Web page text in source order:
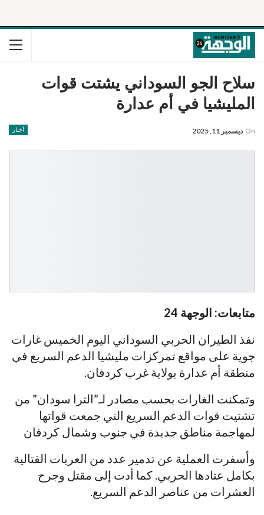
سلاح الجو السوداني يشتت قوات
المليشيا في أم عدارة
أخبار On ديسمبر 11, 2025
متابعات: الوجهة 24
نفذ الطيران الحربي السوداني اليوم الخميس غارات
جوية على مواقع تمركزات مليشيا الدعم السريع في
منطقة أم عدارة بولاية غرب كردفان.
وتمكنت الغارات بحسب مصادر لـ”الترا سودان” من
تشتيت قوات الدعم السريع التي جمعت قواتها
لمهاجمة مناطق جديدة في جنوب وشمال كردفان
وأسفرت العملية عن تدمير عدد من العربات القتالية
بكامل عتادها الحربي. كما أدت إلى مقتل وجرح
العشرات من عناصر الدعم السريع.